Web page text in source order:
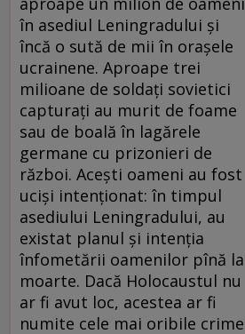
în asediul Leningradului şi
încă o sută de mii în oraşele
ucrainene. Aproape trei
milioane de soldaţi sovietici
capturaţi au murit de foame
sau de boală în lagărele
germane cu prizonieri de
război. Aceşti oameni au fost
ucişi intenţionat: în timpul
asediului Leningradului, au
existat planul şi intenţia
înfometării oamenilor pînă la
moarte. Dacă Holocaustul nu
ar fi avut loc, acestea ar fi
numite cele mai oribile crime